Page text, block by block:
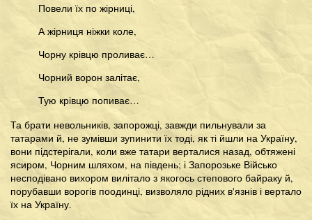
Повели їх по жірниці,
А жірниця ніжки коле,
Чорну крівцю проливає…
Чорний ворон залітає,
Тую крівцю попиває…
Та брати невольників, запорожці, завжди пильнували за
татарами й, не зумівши зупинити їх тоді, як ті йшли на Україну,
вони підстерігали, коли вже татари верталися назад, обтяжені
ясиром, Чорним шляхом, на південь; і Запорозьке Військо
несподівано вихором вилітало з якогось степового байраку й,
порубавши ворогів поодинці, визволяло рідних в'язнів і вертало
їх на Україну.